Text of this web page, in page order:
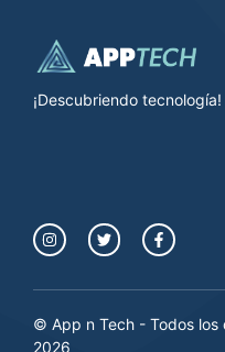
¡Descubriendo tecnología!
© App n Tech - Todos
2026